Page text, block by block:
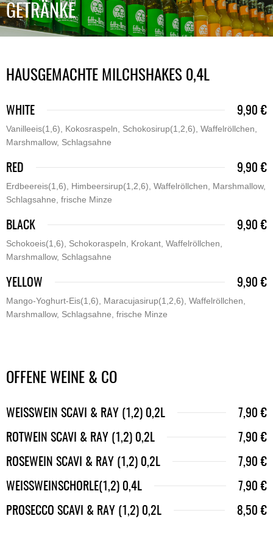
GETRÄNKE
HAUSGEMACHTE MILCHSHAKES 0,4L
WHITE 9,90 €
Vanilleeis(1,6), Kokosraspeln, Schokosirup(1,2,6), Waffelröllchen,
Marshmallow, Schlagsahne
RED 9,90 €
Erdbeereis(1,6), Himbeersirup(1,2,6), Waffelröllchen, Marshmallow,
Schlagsahne, frische Minze
BLACK 9,90 €
Schokoeis(1,6), Schokoraspeln, Krokant, Waffelröllchen,
Marshmallow, Schlagsahne
YELLOW 9,90 €
Mango-Yoghurt-Eis(1,6), Maracujasirup(1,2,6), Waffelröllchen,
Marshmallow, Schlagsahne, frische Minze
OFFENE WEINE & CO
WEISSWEIN SCAVI & RAY (1,2) 0,2L
7,90 €
ROTWEIN SCAVI & RAY (1,2) 0,2L
7,90 €
ROSEWEIN SCAVI & RAY (1,2) 0,2L
7,90 €
WEISSWEINSCHORLE(1,2) 0,4L
7,90 €
PROSECCO SCAVI & RAY (1,2) 0,2L
8,50 €